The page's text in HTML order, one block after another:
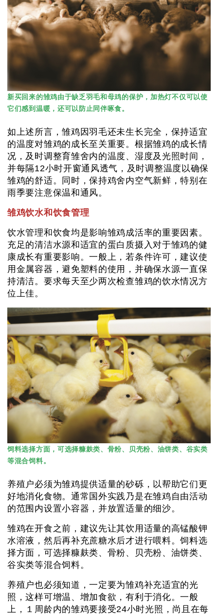
新买回来的雏鸡由于缺乏羽毛和母鸡的保护，加热灯不仅可以使
它们感到温暖，还可以防止同伴啄食。
如上述所言，雏鸡因羽毛还未生长完全，保持适宜
的温度对雏鸡的成长至关重要。根据雏鸡的成长情
况，及时调整育雏舍内的温度、湿度及光照时间，
并每隔12小时开窗通风透气，及时调整温度以确保
雏鸡的舒适。同时，保持鸡舍内空气新鲜，特别在
雨季要注意保温和通风。
雏鸡饮水和饮食管理
饮水管理和饮食均是影响雏鸡成活率的重要因素。
充足的清洁水源和适宜的蛋白质摄入对于雏鸡的健
康成长有重要影响。一般上，若条件许可，建议使
用金属容器，避免塑料的使用，并确保水源一直保
持清洁。要求每天至少两次检查雏鸡的饮水情况方
位上佳。
饲料选择方面，可选择糠麸类、骨粉、贝壳粉、油饼类、谷实类
等混合饲料。
养殖户必须为雏鸡提供适量的砂砾，以帮助它们更
好地消化食物。通常国外实践乃是在雏鸡自由活动
的范围内设置小容器，并放置适量的细沙。
雏鸡在开食之前，建议先让其饮用适量的高锰酸钾
水溶液，然后再补充蔗糖水后才进行喂料。饲料选
择方面，可选择糠麸类、骨粉、贝壳粉、油饼类、
谷实类等混合饲料。
养殖户也必须知道，一定要为雏鸡补充适宜的光
照，这样可增温、增加食欲，有利于消化。一般
上，１周龄内的雏鸡要接受24小时光照，尚且在每